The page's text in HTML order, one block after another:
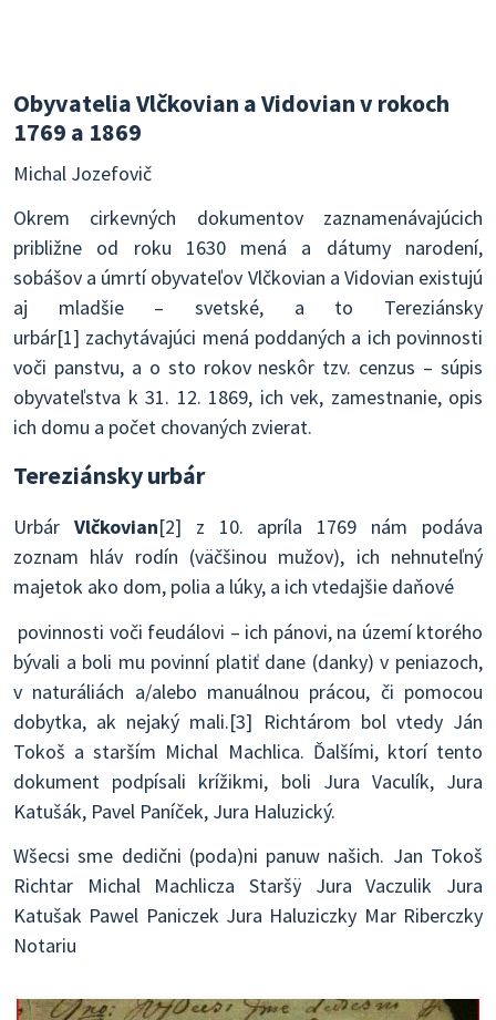
Obyvatelia Vlčkovian a Vidovian v rokoch
1769 a 1869
Michal Jozefovič
Okrem cirkevných dokumentov zaznamenávajúcich
približne od roku 1630 mená a dátumy narodení,
sobášov a úmrtí obyvateľov Vlčkovian a Vidovian existujú
aj mladšie – svetské, a to Tereziánsky
urbár[1] zachytávajúci mená poddaných a ich povinnosti
voči panstvu, a o sto rokov neskôr tzv. cenzus – súpis
obyvateľstva k 31. 12. 1869, ich vek, zamestnanie, opis
ich domu a počet chovaných zvierat.
Tereziánsky urbár
Urbár Vlčkovian[2] z 10. apríla 1769 nám podáva
zoznam hláv rodín (väčšinou mužov), ich nehnuteľný
majetok ako dom, polia a lúky, a ich vtedajšie daňové
povinnosti voči feudálovi – ich pánovi, na území ktorého
bývali a boli mu povinní platiť dane (danky) v peniazoch,
v naturáliách a/alebo manuálnou prácou, či pomocou
dobytka, ak nejaký mali.[3] Richtárom bol vtedy Ján
Tokoš a starším Michal Machlica. Ďalšími, ktorí tento
dokument podpísali krížikmi, boli Jura Vaculík, Jura
Katušák, Pavel Paníček, Jura Haluzický.
Wšecsi sme dedični (poda)ni panuw našich. Jan Tokoš
Richtar Michal Machlicza Staršÿ Jura Vaczulik Jura
Katušak Pawel Paniczek Jura Haluziczky Mar Riberczky
Notariu